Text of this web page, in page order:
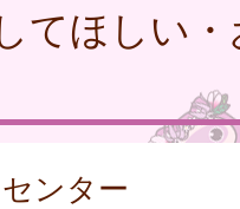
てほしい
ンター